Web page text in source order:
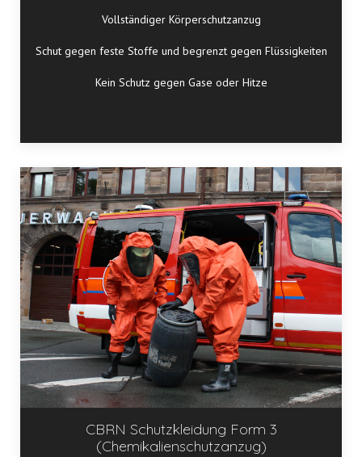
Vollständiger Körperschutzanzug
Schut gegen feste Stoffe und begrenzt gegen Flüssigkeiten
Kein Schutz gegen Gase oder Hitze
CBRN Schutzkleidung Form 3
(Chemikalienschutzanzug)